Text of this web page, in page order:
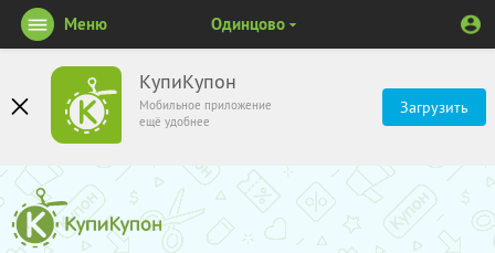
КупиКупон
Мобильное приложение
ещё удобнее
Загрузить
Меню Одинцово